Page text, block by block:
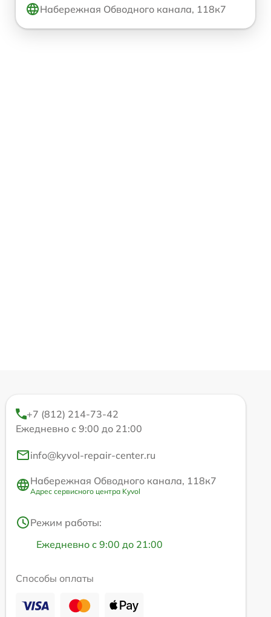
Набережная Обводного канала, 118к7
+7 (812) 214-73-42
Ежедневно с 9:00 до 21:00
info@kyvol-repair-center.ru
Набережная Обводного канала, 118к7
Адрес сервисного центра Kyvol
Режим работы:
Ежедневно с 9:00 до 21:00
Способы оплаты